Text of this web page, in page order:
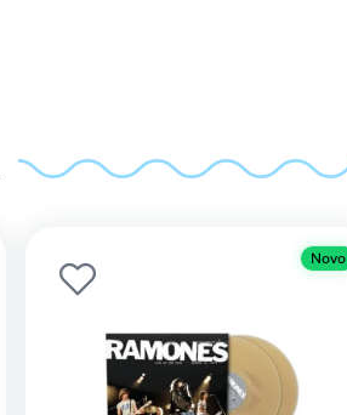
Novo